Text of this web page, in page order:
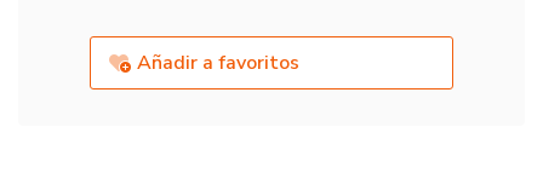
Añadir a favoritos